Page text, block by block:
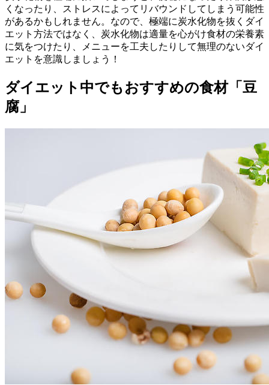
くなったり、ストレスによってリバウンドしてしまう可能性
があるかもしれません。なので、極端に炭水化物を抜くダイ
エット方法ではなく、炭水化物は適量を心がけ食材の栄養素
に気をつけたり、メニューを工夫したりして無理のないダイ
エットを意識しましょう！
ダイエット中でもおすすめの食材「豆
腐」